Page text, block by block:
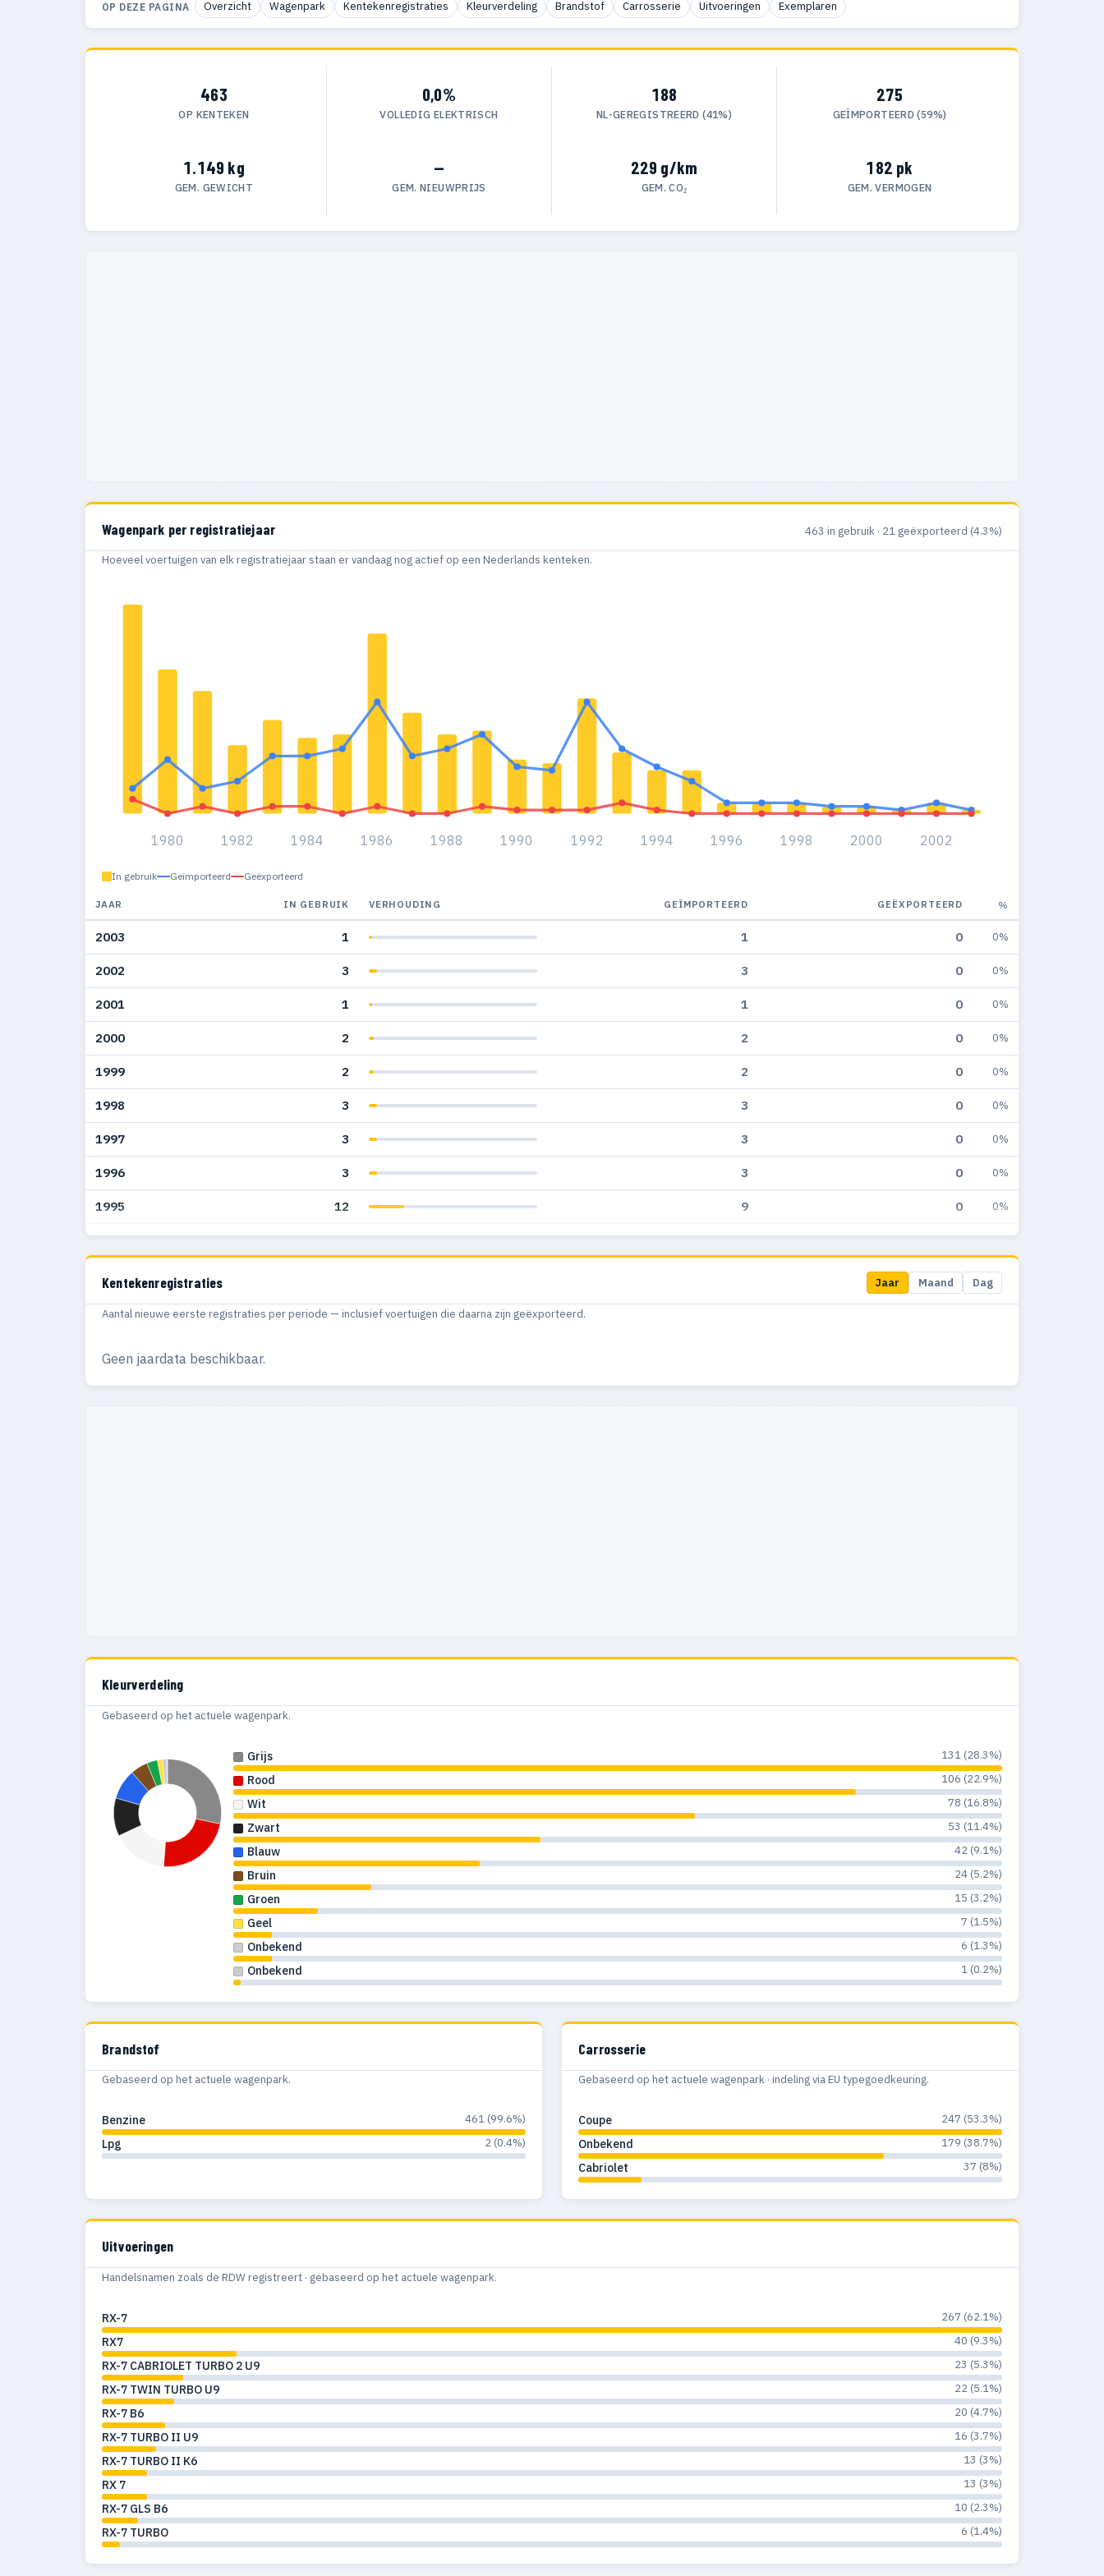
OP DEZE PAGINA Overzicht Wagenpark Kentekenregistraties Kleurverdeling Brandstof Carrosserie Uitvoeringen Exemplaren
463
OP KENTEKEN
0,0%
VOLLEDIG ELEKTRISCH
188
NL-GEREGISTREERD (41%)
275
GEÏMPORTEERD (59%)
1.149 kg
GEM. GEWICHT
—
GEM. NIEUWPRIJS
229 g/km
GEM. CO₂
182 pk
GEM. VERMOGEN
Wagenpark per registratiejaar 463 in gebruik · 21 geëxporteerd (4.3%)
Hoeveel voertuigen van elk registratiejaar staan er vandaag nog actief op een Nederlands kenteken.
1980 1982 1984 1986 1988 1990 1992 1994 1996 1998 2000 2002
In gebruik Geïmporteerd Geëxporteerd
JAAR IN GEBRUIK VERHOUDING GEÏMPORTEERD GEËXPORTEERD %
2003 1 1 0 0%
2002 3 3 0 0%
2001 1 1 0 0%
2000 2 2 0 0%
1999 2 2 0 0%
1998 3 3 0 0%
1997 3 3 0 0%
1996 3 3 0 0%
1995 12 9 0 0%
1994 12 13 1
3 15%
1992 32 31 1 3%
1989 23 22 2 8%
1981
1980
Kentekenregistraties Jaar Maand Dag
Aantal nieuwe eerste registraties per periode — inclusief voertuigen die daarna zijn geëxporteerd.
Geen jaardata beschikbaar.
Kleurverdeling
Gebaseerd op het actuele wagenpark.
Grijs 131 (28.3%)
Rood 106 (22.9%)
Wit 78 (16.8%)
Zwart 53 (11.4%)
Blauw 42 (9.1%)
Bruin 24 (5.2%)
Groen 15 (3.2%)
Geel 7 (1.5%)
Onbekend 6 (1.3%)
Onbekend 1 (0.2%)
Brandstof
Gebaseerd op het actuele wagenpark.
Benzine 461 (99.6%)
Lpg 2 (0.4%)
Carrosserie
Gebaseerd op het actuele wagenpark · indeling via EU typegoedkeuring.
Coupe 247 (53.3%)
Onbekend 179 (38.7%)
Cabriolet 37 (8%)
Uitvoeringen
Handelsnamen zoals de RDW registreert · gebaseerd op het actuele wagenpark.
RX-7 267 (62.1%)
RX7 40 (9.3%)
RX-7 CABRIOLET TURBO 2 U9 23 (5.3%)
RX-7 TWIN TURBO U9 22 (5.1%)
RX-7 B6 20 (4.7%)
RX-7 TURBO II U9 16 (3.7%)
RX-7 TURBO II K6 13 (3%)
RX 7 13 (3%)
RX-7 GLS B6 10 (2.3%)
RX-7 TURBO 6 (1.4%)